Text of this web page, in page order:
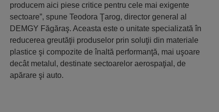
producem aici piese critice pentru cele mai exigente
sectoare”, spune Teodora Ţarog, director general al
DEMGY Făgăraş. Aceasta este o unitate specializată în
reducerea greutăţii produselor prin soluţii din materiale
plastice şi compozite de înaltă performanţă, mai uşoare
decât metalul, destinate sectoarelor aerospaţial, de
apărare şi auto.